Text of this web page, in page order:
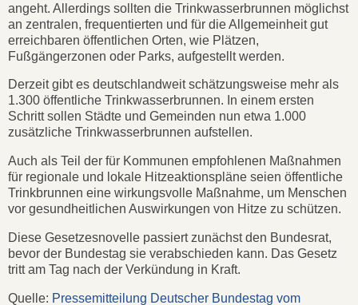
angeht. Allerdings sollten die Trinkwasserbrunnen möglichst
an zentralen, frequentierten und für die Allgemeinheit gut
erreichbaren öffentlichen Orten, wie Plätzen,
Fußgängerzonen oder Parks, aufgestellt werden.
Derzeit gibt es deutschlandweit schätzungsweise mehr als
1.300 öffentliche Trinkwasserbrunnen. In einem ersten
Schritt sollen Städte und Gemeinden nun etwa 1.000
zusätzliche Trinkwasserbrunnen aufstellen.
Auch als Teil der für Kommunen empfohlenen Maßnahmen
für regionale und lokale Hitzeaktionspläne seien öffentliche
Trinkbrunnen eine wirkungsvolle Maßnahme, um Menschen
vor gesundheitlichen Auswirkungen von Hitze zu schützen.
Diese Gesetzesnovelle passiert zunächst den Bundesrat,
bevor der Bundestag sie verabschieden kann. Das Gesetz
tritt am Tag nach der Verkündung in Kraft.
Quelle: Pressemitteilung Deutscher Bundestag vom